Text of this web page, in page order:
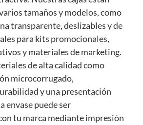
tamaños y modelos, como
transparente, deslizables y de
para kits promocionales,
y materiales de marketing.
de alta calidad como
microcorrugado,
y una presentación
envase puede ser
tu marca mediante impresión